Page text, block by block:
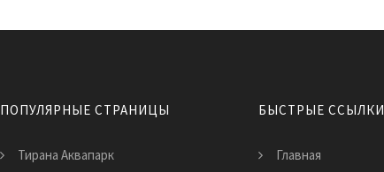
ПОПУЛЯРНЫЕ СТРАНИЦЫ
Тирана Аквапарк
БЫСТРЫЕ ССЫЛКИ
Главная